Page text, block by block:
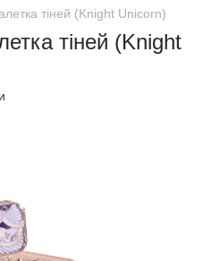
тіней (Knight Unicorn)
тіней (Knight